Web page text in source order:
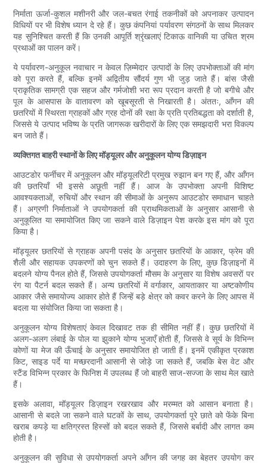
निर्माता ऊर्जा-कुशल मशीनरी और जल-बचत रंगाई तकनीकों को अपनाकर उत्पादन
विधियों पर भी विशेष ध्यान दे रहे हैं। कुछ कंपनियां पर्यावरण संगठनों के साथ मिलकर
यह सुनिश्चित करती हैं कि उनकी आपूर्ति श्रृंखलाएं टिकाऊ वानिकी या उचित श्रम
प्रथाओं का पालन करें।
ये पर्यावरण-अनुकूल नवाचार न केवल ज़िम्मेदार उत्पादों के लिए उपभोक्ताओं की मांग
को पूरा करते हैं, बल्कि इनमें अद्वितीय सौंदर्य गुण भी जुड़ जाते हैं। बांस जैसी
प्राकृतिक सामग्री एक सहज और गर्मजोशी भरा रूप प्रदान करती है जो बगीचे और
पूल के आसपास के वातावरण को खूबसूरती से निखारती है। अंततः, आँगन की
छतरियों में स्थिरता ग्राहकों और ग्रह दोनों की रक्षा के प्रति प्रतिबद्धता को दर्शाती है,
जिससे ये उत्पाद भविष्य के प्रति जागरूक खरीदारों के लिए एक समझदारी भरा विकल्प
बन जाते हैं।
व्यक्तिगत बाहरी स्थानों के लिए मॉड्यूलर और अनुकूलन योग्य डिज़ाइन
आउटडोर फर्नीचर में अनुकूलन और मॉड्यूलरिटी प्रमुख रुझान बन गए हैं, और आँगन
की छतरियाँ भी इससे अछूती नहीं हैं। आज के उपभोक्ता अपनी विशिष्ट
आवश्यकताओं, रुचियों और स्थान की सीमाओं के अनुरूप आउटडोर समाधान चाहते
हैं। अग्रणी निर्माताओं ने उपयोगकर्ता की प्राथमिकताओं के अनुसार आसानी से
अनुकूलित या समायोजित किए जा सकने वाले डिज़ाइन पेश करके इस मांग को पूरा
किया है।
मॉड्यूलर छतरियों से ग्राहक अपनी पसंद के अनुसार छतरियों के आकार, फ्रेम की
शैली और सहायक उपकरणों को चुन सकते हैं। उदाहरण के लिए, कुछ डिज़ाइनों में
बदलने योग्य पैनल होते हैं, जिससे उपयोगकर्ता मौसम के अनुसार या विशेष अवसरों पर
रंग या पैटर्न बदल सकते हैं। अन्य छतरियों में वर्गाकार, आयताकार या अष्टकोणीय
आकार जैसे समायोज्य आकार होते हैं जिन्हें बड़े क्षेत्र को कवर करने के लिए आपस में
बदला या संयोजित किया जा सकता है।
अनुकूलन योग्य विशेषताएं केवल दिखावट तक ही सीमित नहीं हैं। कुछ छतरियों में
अलग-अलग लंबाई के पोल या झुकाने योग्य भुजाएँ होती हैं, जिससे वे सूर्य के विभिन्न
कोणों या मेज की ऊँचाई के अनुसार समायोजित हो जाती हैं। इनमें एकीकृत प्रकाश
किट, साइड पर्दे या मच्छरदानी आसानी से जोड़े जा सकते हैं, जबकि बेस वेट और
स्टैंड विभिन्न प्रकार के फिनिश में उपलब्ध हैं जो बाहरी साज-सज्जा के साथ मेल खाते
हैं।
इसके अलावा, मॉड्यूलर डिज़ाइन रखरखाव और मरम्मत को आसान बनाता है।
आसानी से बदले जा सकने वाले घटकों के साथ, उपयोगकर्ता पूरे छाते को फेंके बिना
खराब कपड़े या क्षतिग्रस्त हिस्सों को बदल सकते हैं, जिससे बर्बादी और लागत कम
होती है।
अनुकूलन की सुविधा से उपयोगकर्ता अपने आँगन की जगह का बेहतर उपयोग कर